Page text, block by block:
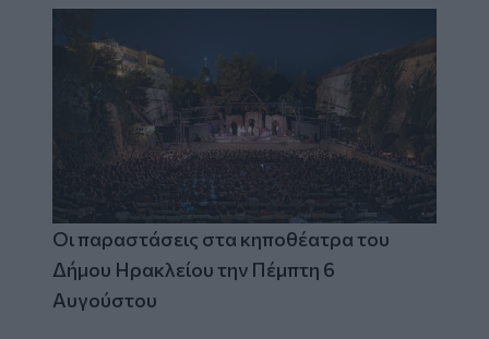
Οι παραστάσεις στα κηποθέατρα του
Δήμου Ηρακλείου την Πέμπτη 6
Αυγούστου